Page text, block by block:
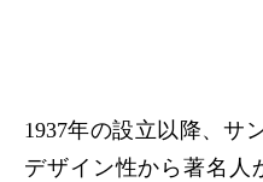
1937年の設立以降、サ
デザイン性から著名人